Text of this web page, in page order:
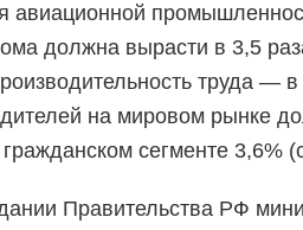
авиационной
должна вырасти в 3,5
труда —
на мировом рынке
сегменте 3,6%
Правительства РФ